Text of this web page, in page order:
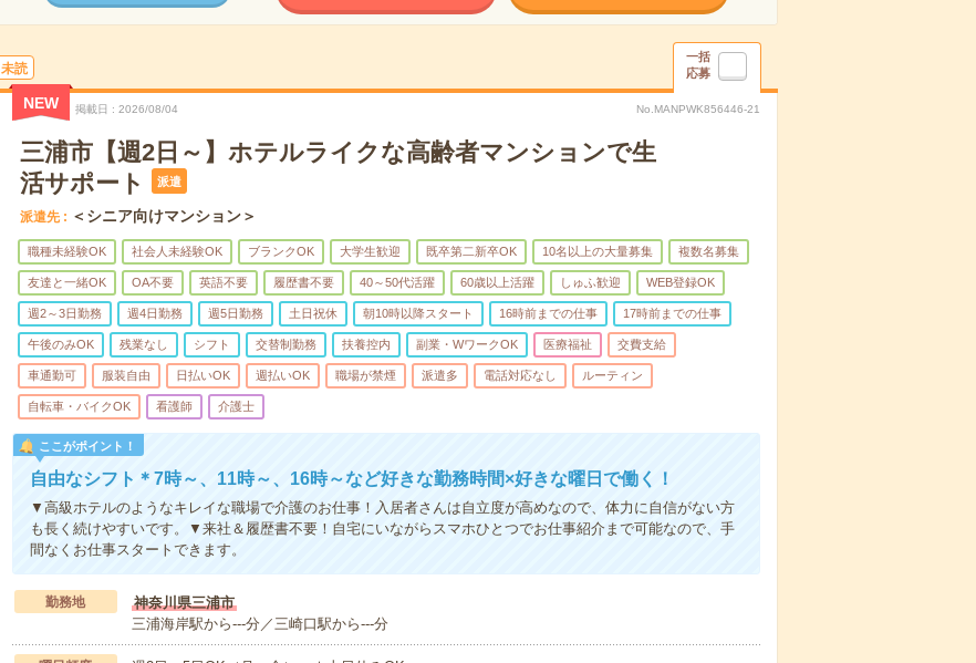
未読
一括
応募
NEW 掲載日 2026/08/04 No.MANPWK856446-21
三浦市【週2日～】ホテルライクな高齢者マンションで生
活サポート
派遣
派遣先 ＜シニア向けマンション＞
職種未経験OK 社会人未経験OK ブランクOK 大学生歓迎 既卒第二新卒OK 10名以上の大量募集 複数名募集
友達と一緒OK OA不要 英語不要 履歴書不要 40～50代活躍 60歳以上活躍 しゅふ歓迎 WEB登録OK
週2～3日勤務 週4日勤務 週5日勤務 土日祝休 朝10時以降スタート 16時前までの仕事 17時前までの仕事
午後のみOK 残業なし シフト 交替制勤務 扶養控内 副業・WワークOK 医療福祉 交費支給
車通勤可 服装自由 日払いOK 週払いOK 職場が禁煙 派遣多 電話対応なし ルーティン
自転車・バイクOK 看護師 介護士
ここがポイント！
自由なシフト＊7時～、11時～、16時～など好きな勤務時間×好きな曜日で働く！
▼高級ホテルのようなキレイな職場で介護のお仕事！入居者さんは自立度が高めなので、体力に自信がない方
も長く続けやすいです。▼来社＆履歴書不要！自宅にいながらスマホひとつでお仕事紹介まで可能なので、手
間なくお仕事スタートできます。
勤務地
神奈川県三浦市
三浦海岸駅から---分／三崎口駅から---分